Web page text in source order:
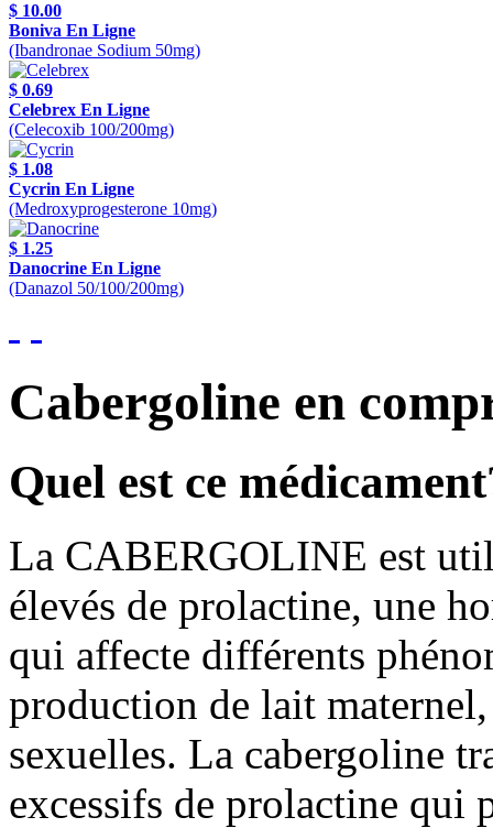
$ 10.00
Boniva En Ligne
(Ibandronae Sodium 50mg)
$ 0.69
Celebrex En Ligne
(Celecoxib 100/200mg)
$ 1.08
Cycrin En Ligne
(Medroxyprogesterone 10mg)
$ 1.25
Danocrine En Ligne
(Danazol 50/100/200mg)
Cabergoline en
Quel est ce
La CABERGOLINE est
élevés de prolactine, une
qui affecte différents
production de lait
sexuelles. La cabergoline
excessifs de prolactine qui